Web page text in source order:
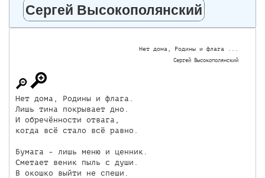
Сергей Высокополянский
Нет дома, Родины и флага ...
Сергей Высокополянский
Нет дома, Родины и флага.
Лишь тина покрывает дно.
И обречённости отвага,
когда всё стало всё равно.
Бумага - лишь меню и ценник.
Сметает веник пыль с души.
В окошко выйти не спеши.